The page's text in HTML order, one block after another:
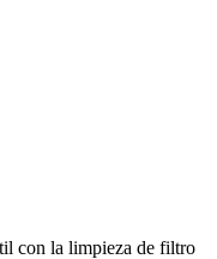
con la limpieza de filtro